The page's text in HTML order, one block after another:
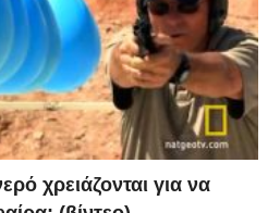
χρειάζονται για να